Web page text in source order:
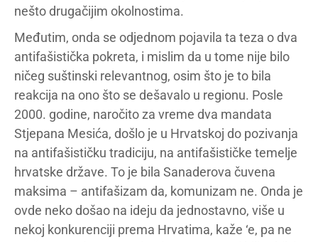
nešto drugačijim okolnostima.
Međutim, onda se odjednom pojavila ta teza o dva
antifašistička pokreta, i mislim da u tome nije bilo
ničeg suštinski relevantnog, osim što je to bila
reakcija na ono što se dešavalo u regionu. Posle
2000. godine, naročito za vreme dva mandata
Stjepana Mesića, došlo je u Hrvatskoj do pozivanja
na antifašističku tradiciju, na antifašističke temelje
hrvatske države. To je bila Sanaderova čuvena
maksima – antifašizam da, komunizam ne. Onda je
ovde neko došao na ideju da jednostavno, više u
nekoj konkurenciji prema Hrvatima, kaže ‘e, pa ne